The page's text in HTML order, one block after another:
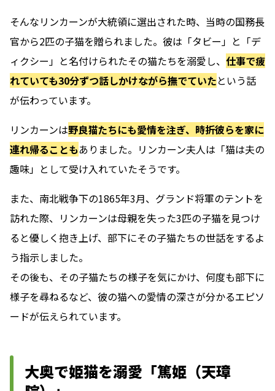
そんなリンカーンが大統領に選出された時、当時の国務長
官から2匹の子猫を贈られました。彼は「タビー」と「デ
ィクシー」と名付けられたその猫たちを溺愛し、 仕事で疲
れていても30分ずつ話しかけながら撫でていたという話
が伝わっています。
リンカーンは野良猫たちにも愛情を注ぎ、時折彼らを家に
連れ帰ることもありました。リンカーン夫人は「猫は夫の
趣味」として受け入れていたそうです。
また、南北戦争下の1865年3月、グランド将軍のテントを
訪れた際、リンカーンは母親を失った3匹の子猫を見つけ
ると優しく抱き上げ、部下にその子猫たちの世話をするよ
う指示しました。
その後も、その子猫たちの様子を気にかけ、何度も部下に
様子を尋ねるなど、彼の猫への愛情の深さが分かるエピソ
ードが伝えられています。
大奥で姫猫を溺愛「篤姫（天璋